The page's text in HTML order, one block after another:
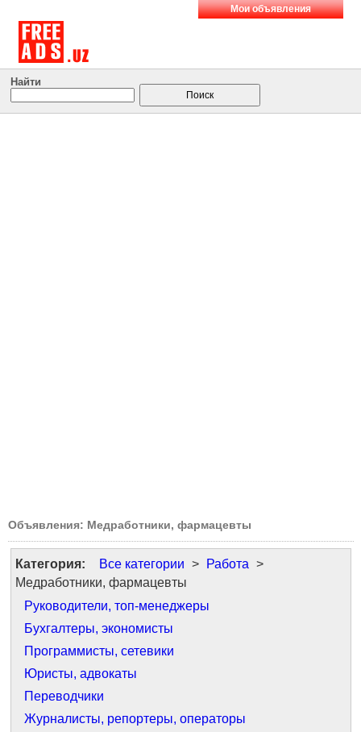
Мои объявления
Найти
Объявления: Медработники, фармацевты
Категория: Все категории > Работа >
Медработники, фармацевты
Руководители, топ-менеджеры
Бухгалтеры, экономисты
Программисты, сетевики
Юристы, адвокаты
Переводчики
Журналисты, репортеры, операторы